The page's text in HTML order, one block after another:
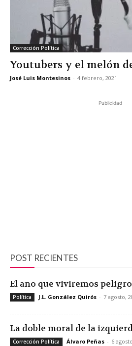
Corrección Política
Youtubers y el melón
José Luis Montesinos - 4 febrero, 2021
Publicidad
POST RECIENTES
El año que viviremos
Política J.L. González Quirós - 7 agosto,
La doble moral de la
Corrección Política Álvaro Peñas - 6